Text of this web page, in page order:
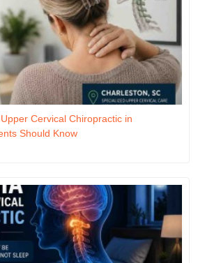
Cervical Chiropractic in
Should Know